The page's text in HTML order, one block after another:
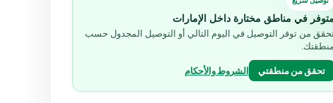
متوفر في مناطق مختارة داخل الإمارات
من توفر التوصيل في اليوم التالي أو التوصيل المجدول حسب
منطقتك.
تحقق من منطقتي الشروط والأحكام